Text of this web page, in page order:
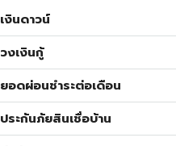
เงินดาวน์
วงเงินกู้
ยอดผ่อนชำระต่อเดือน
ประกันภัยสินเชื่อบ้าน